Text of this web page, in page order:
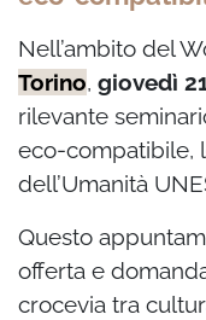
Nell’ambito del
Torino, giovedì
rilevante
eco-compatibile,
dell’Umanità
Questo
offerta e
crocevia tra